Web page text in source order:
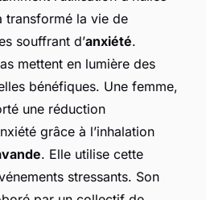
transformé la vie de
souffrant d’anxiété.
mettent en lumière des
bénéfiques. Une femme,
une réduction
grâce à l’inhalation
. Elle utilise cette
stressants. Son